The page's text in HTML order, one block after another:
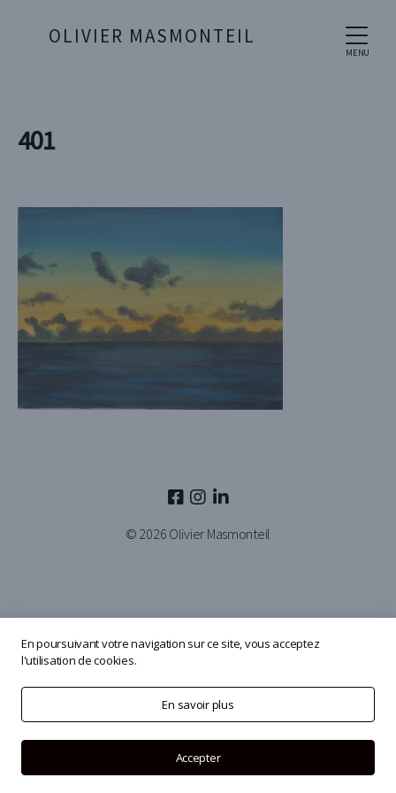
MENU
OLIVIER MASMONTEIL
401
© 2026 Olivier Masmonteil
En poursuivant votre navigation sur ce site, vous acceptez
l'utilisation de cookies.
En savoir plus
Accepter